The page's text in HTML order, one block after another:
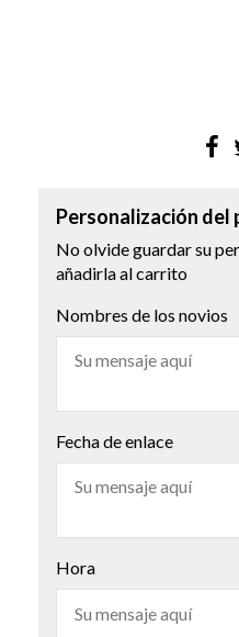
Personalización del
No olvide guardar su
añadirla al carrito
Nombres de los novios
Fecha de enlace
Hora